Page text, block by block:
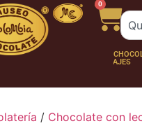
0
NUESTRA
PERSONAJES
/ Chocolate con